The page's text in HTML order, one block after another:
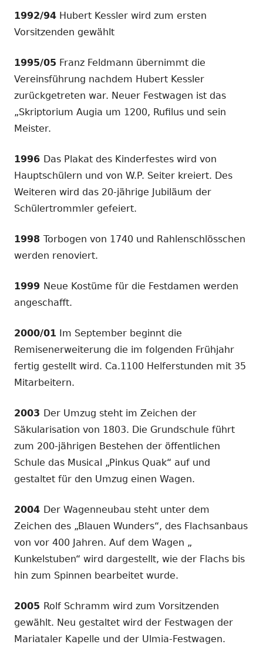
1992/94 Hubert Kessler wird zum ersten
Vorsitzenden gewählt
1995/05 Franz Feldmann übernimmt die
Vereinsführung nachdem Hubert Kessler
zurückgetreten war. Neuer Festwagen ist das
„Skriptorium Augia um 1200, Rufilus und sein
Meister.
1996 Das Plakat des Kinderfestes wird von
Hauptschülern und von W.P. Seiter kreiert. Des
Weiteren wird das 20-jährige Jubiläum der
Schülertrommler gefeiert.
1998 Torbogen von 1740 und Rahlenschlösschen
werden renoviert.
1999 Neue Kostüme für die Festdamen werden
angeschafft.
2000/01 Im September beginnt die
Remisenerweiterung die im folgenden Frühjahr
fertig gestellt wird. Ca.1100 Helferstunden mit 35
Mitarbeitern.
2003 Der Umzug steht im Zeichen der
Säkularisation von 1803. Die Grundschule führt
zum 200-jährigen Bestehen der öffentlichen
Schule das Musical „Pinkus Quak“ auf und
gestaltet für den Umzug einen Wagen.
2004 Der Wagenneubau steht unter dem
Zeichen des „Blauen Wunders“, des Flachsanbaus
von vor 400 Jahren. Auf dem Wagen „
Kunkelstuben“ wird dargestellt, wie der Flachs bis
hin zum Spinnen bearbeitet wurde.
2005 Rolf Schramm wird zum Vorsitzenden
gewählt. Neu gestaltet wird der Festwagen der
Mariataler Kapelle und der Ulmia-Festwagen.